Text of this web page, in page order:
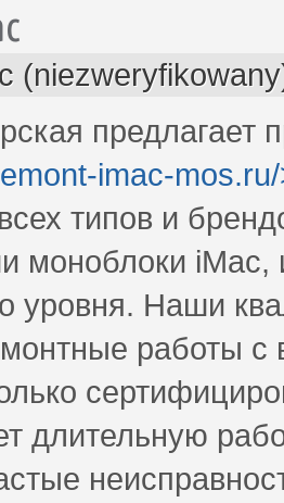
предлагает
imac-
типов и
моноблоки iMac,
уровня. Наши
работы с
длительную